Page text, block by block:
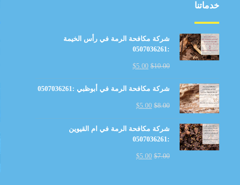
خدماتنا
شركة مكافحة الرمة في رأس الخيمة
:0507036261
$10.00
$5.00
شركة مكافحة الرمة في أبوظبي :0507036261
$8.00
$5.00
شركة مكافحة الرمة في ام القيوين
:0507036261
$7.00
$5.00